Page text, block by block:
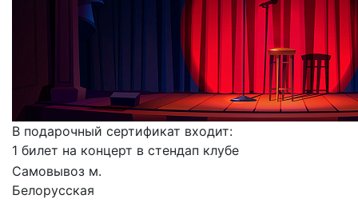
В подарочный сертификат входит:
1 билет на концерт в стендап клубе
Самовывоз м.
Белорусская